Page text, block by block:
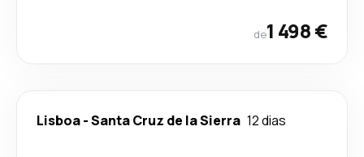
de1 498 €
Lisboa-Santa Cruz de la Sierra 12 dias